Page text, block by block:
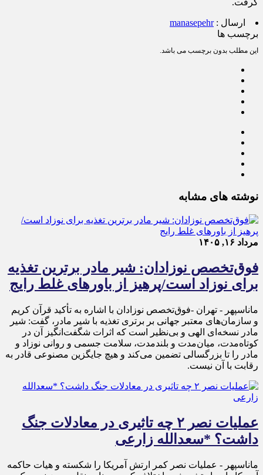
ارسال :manasepehr
برچسب ها
این مطلب بدون برچسب می باشد.
نوشته های مشابه
مرداد ۱۶, ۱۴۰۵
فوق‌تخصص نوزادان: شیر مادر برترین تغذیه
برای نوزاد است/پرهیز از باورهای غلط رایج
ماناسپهر - تهران -فوق‌تخصص نوزادان با اشاره به تأکید قرآن کریم
و سازمان‌های معتبر جهانی بر برتری تغذیه با شیر مادر، گفت: شیر
مادر نسخه‌ای الهی و بی‌نظیر است که اثرات شگفت‌انگیز آن در
کوتاه‌مدت، میان‌مدت و بلندمدت، سلامت جسمی و روانی نوزاد و
مادر را تا بزرگسالی تضمین می‌کند و هیچ جایگزین مصنوعی قادر به
رقابت با آن نیست.
عملیات نصر ۲ چه تاثیری در معادلات جنگ
داشت؟ *سعدالله زارعی
ماناسپهر - عملیات نصر کمر ارتش آمریکا را شکسته و هیات حاکمه